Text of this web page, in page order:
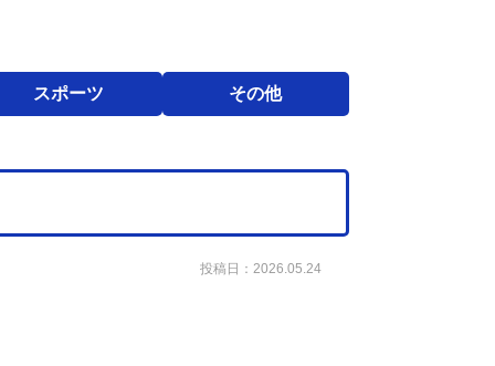
スポーツ その他
投稿日：2026.05.24